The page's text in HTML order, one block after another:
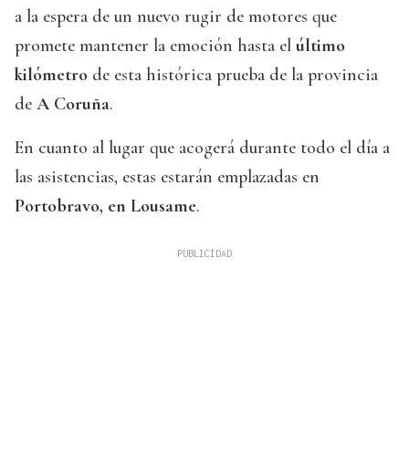
a la espera de un nuevo rugir de motores que
promete mantener la emoción hasta el último
kilómetro de esta histórica prueba de la provincia
de A Coruña.
En cuanto al lugar que acogerá durante todo el día a
las asistencias, estas estarán emplazadas en
Portobravo, en Lousame.